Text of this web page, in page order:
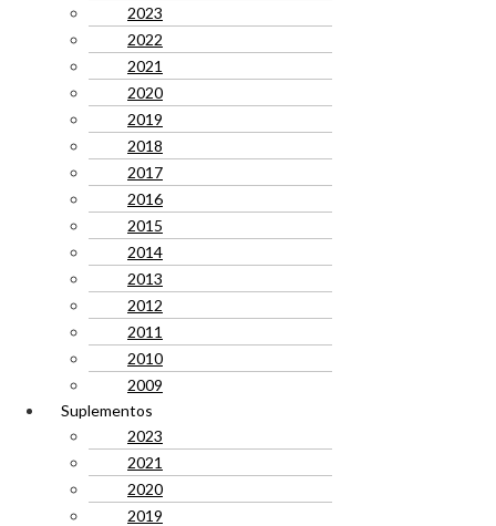
2023
2022
2021
2020
2019
2018
2017
2016
2015
2014
2013
2012
2011
2010
2009
Suplementos
2023
2021
2020
2019